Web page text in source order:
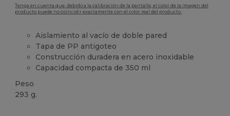
Tenga en cuenta que, debido a la calibración de la pantalla, el color de la imagen del
producto puede no coincidir exactamente con el color real del producto.
Aislamiento al vacío de doble pared
Tapa de PP antigoteo
Construcción duradera en acero inoxidable
Capacidad compacta de 350 ml
Peso
293 g.